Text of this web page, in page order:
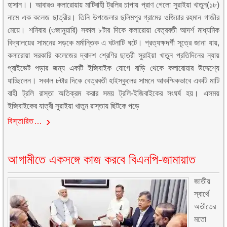
হাসান।। আবারও কলারোয়ায় মাটিবাহী ট্রলির চাপায় প্রাণ গেলো সুরাইয়া খাতুন(১৮)
নামে এক কলেজ ছাত্রীর। তিনি উপজেলার ছলিমপুর গ্রামের ওজিয়ার রহমান গাজীর
মেয়ে। শনিবার (৩জানুয়ারি) সকাল ৮টার দিকে কলারোয়া বেত্রবতী আদর্শ মাধ্যমিক
বিদ্যালয়ের সামনের সড়কে মর্মান্তিক এ ঘটনাটি ঘটে। প্রত্যক্ষদর্শী সূত্রে জানা যায়,
কলারোয়া সরকারি কলেজের দ্বাদশ শ্রেণির ছাত্রী সুরাইয়া খাতুন প্রতিদিনের ন্যায়
প্রাইভেট পড়ার জন্য একটি ইজিবাইক যোগে বাড়ি থেকে কলারোয়ার উদ্দেশ্যে
যাচ্ছিলেন। সকাল ৮টার দিকে বেত্রবতী হাইস্কুলের সামনে আকস্মিকভাবে একটি মাটি
বাহী ট্রলি রাস্তা অতিক্রম করার সময় ট্রলি-ইজিবাইকের সংঘর্ষ হয়। এসময়
ইজিবাইকের যাত্রী সুরাইয়া খাতুন রাস্তায় ছিটকে পড়ে
বিস্তারিত…
আগামীতে একসঙ্গে কাজ করবে বিএনপি-জামায়াত
জাতীয়
স্বার্থে
অতীতের
মতো